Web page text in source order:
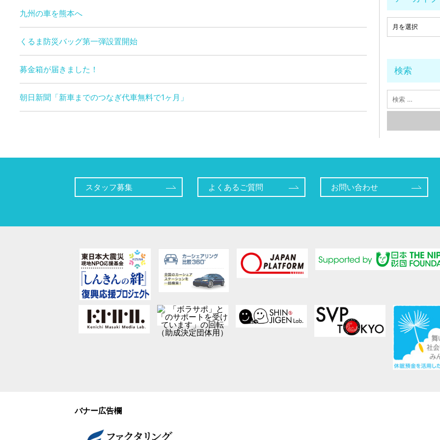
九州の車を熊本へ
くるま防災バッグ第一弾設置開始
募金箱が届きました！
朝日新聞「新車までのつなぎ代車無料で1ヶ月」
検索
スタッフ募集 よくあるご質問 お問い合わせ
バナー広告欄